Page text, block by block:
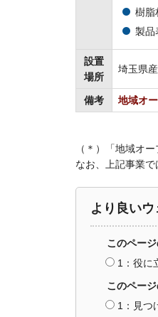
樹脂
製品
設置
場所
埼玉県
備考 地域オ
（＊）「地域オ
なお、上記事業
より良い
このペー
1：役に
このペー
1：見つ